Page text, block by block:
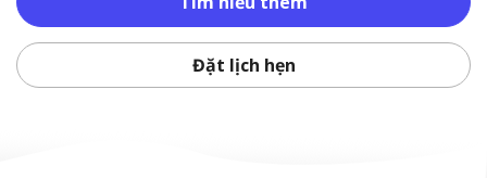
Đặt lịch hẹn